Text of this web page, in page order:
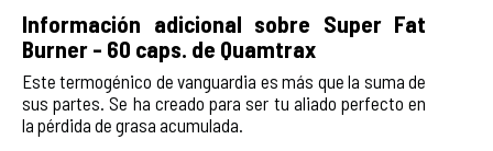
Información adicional sobre Super Fat
Burner - 60 caps. de Quamtrax
Este termogénico de vanguardia es más que la suma de
sus partes. Se ha creado para ser tu aliado perfecto en
la pérdida de grasa acumulada.